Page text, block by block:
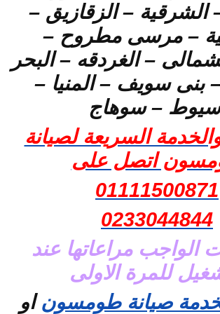
الشرقية – الزقازيق –
– مرسى مطروح –
– الغردقه – البحر
بنى سويف – المنيا –
– سوهاج
السريعة لصيانة
اتصل على
01111500871
0233044844
الواجب مراعاتها عند
للمرة الاولى
صيانة طومسوناو